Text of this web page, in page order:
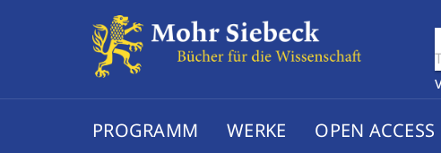
PROGRAMM WERKE OPEN ACCESS